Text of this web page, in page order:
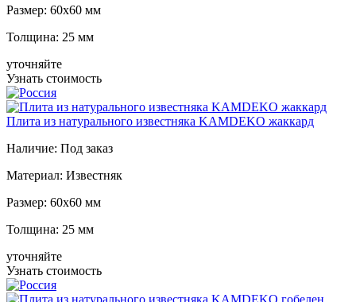
Размер: 60x60 мм
Толщина: 25 мм
уточняйте
Узнать стоимость
Плита из натурального известняка KAMDEKO жаккард
Наличие: Под заказ
Материал: Известняк
Размер: 60x60 мм
Толщина: 25 мм
уточняйте
Узнать стоимость